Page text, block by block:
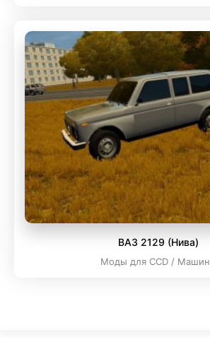
ВАЗ 2129 (Нива)
Моды для CCD /